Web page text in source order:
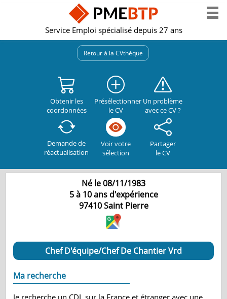
Service Emploi spécialisé depuis 27 ans
Retour à la CVthèque
Obtenir les
coordonnées
Présélectionner
le CV
Un problème
avec ce CV ?
Demande de
réactualisation
Voir votre
sélection
Partager
le CV
Né le 08/11/1983
5 à 10 ans d'expérience
97410 Saint Pierre
Chef D'équipe/Chef De Chantier Vrd
Ma recherche
Je recherche un CDI, sur la France et étranger avec une